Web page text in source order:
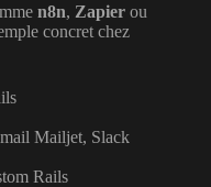
n8n, Zapier ou
concret chez
Mailjet, Slack
Rails